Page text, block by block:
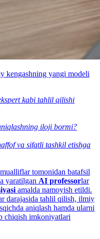
kengashning yangi modeli
kabi tahlil qilishi
iloji bormi?
va sifatli tashkil etishga
tomonidan batafsil
yaratilgan AI professorlar
amalda namoyish etildi.
darajasida tahlil qilish, ilmiy
aniqlash hamda ularni
chiqish imkoniyatlari